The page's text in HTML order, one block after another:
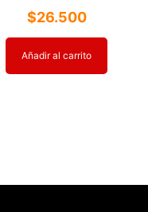
$26.500
Añadir al carrito